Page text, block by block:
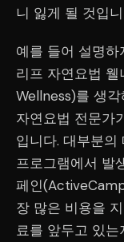
니 잃게 될 것입
예를 들어 설명
리프 자연요법
Wellness)를 생
자연요법 전문가
입니다. 대부분
프로그램에서 발
페인
장 많은 비용을
료를 앞두고 있